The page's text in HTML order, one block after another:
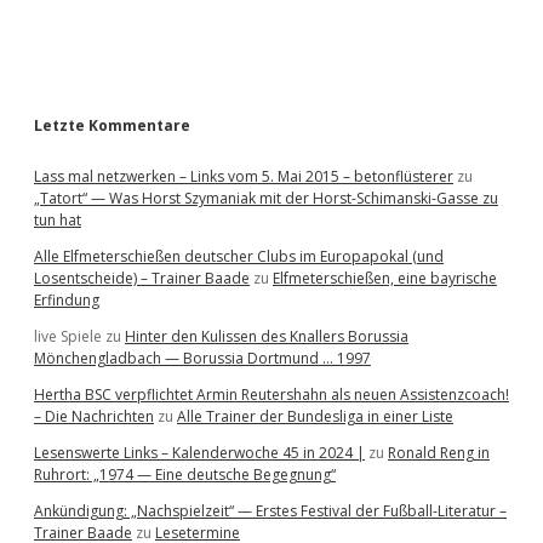
Letzte Kommentare
Lass mal netzwerken – Links vom 5. Mai 2015 – betonflüsterer zu
„Tatort“ — Was Horst Szymaniak mit der Horst-Schimanski-Gasse zu
tun hat
Alle Elfmeterschießen deutscher Clubs im Europapokal (und
Losentscheide) – Trainer Baade zu Elfmeterschießen, eine bayrische
Erfindung
live Spiele zu Hinter den Kulissen des Knallers Borussia
Mönchengladbach — Borussia Dortmund … 1997
Hertha BSC verpflichtet Armin Reutershahn als neuen Assistenzcoach!
– Die Nachrichten zu Alle Trainer der Bundesliga in einer Liste
Lesenswerte Links – Kalenderwoche 45 in 2024 | zu Ronald Reng in
Ruhrort: „1974 — Eine deutsche Begegnung“
Ankündigung: „Nachspielzeit“ — Erstes Festival der Fußball-Literatur –
Trainer Baade zu Lesetermine